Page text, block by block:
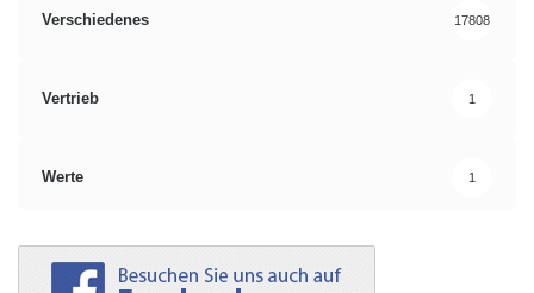
Verschiedenes 17808
Vertrieb 1
Werte 1